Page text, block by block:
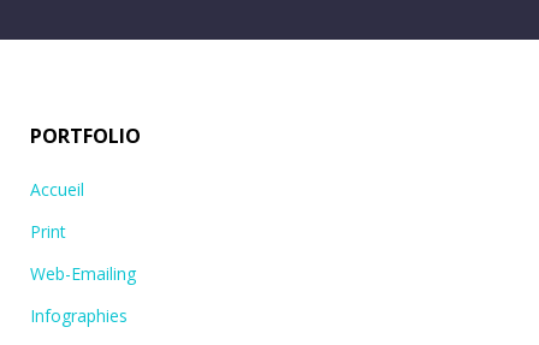
PORTFOLIO
Accueil
Print
Web-Emailing
Infographies